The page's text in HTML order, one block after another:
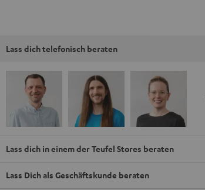
Lass dich telefonisch beraten
Lass dich in einem der Teufel Stores beraten
Lass Dich als Geschäftskunde beraten